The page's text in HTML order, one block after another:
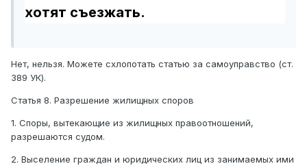
хотят съезжать.
Нет, нельзя. Можете схлопотать статью за самоуправство (ст.
389 УК).
Статья 8. Разрешение жилищных споров
1. Споры, вытекающие из жилищных правоотношений,
разрешаются судом.
2. Выселение граждан и юридических лиц из занимаемых ими